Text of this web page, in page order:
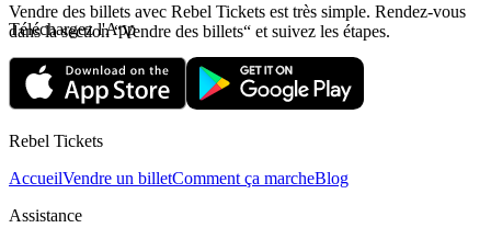
Vendre des billets avec Rebel Tickets est très simple. Rendez-vous
dans la section “Vendre des billets“ et suivez les étapes.
Téléchargez l'App
Rebel Tickets
AccueilVendre un billetComment ça marcheBlog
Assistance